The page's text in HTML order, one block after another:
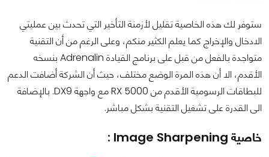
ستوفر لك هذه الخاصية تقليل لأزمنة التأخير التي تحدث بين عمليتي
الادخال والإخراج كما يعلم الكثير منكم، وعلى الرغم من أن التقنية
متواجدة بالفعل من قبل على برنامج القيادة Adrenalin بنسخه
الأقدم، الا أن هذه المرة الوضع مختلف، حيث أن الشركة أضافت الدعم
للبطاقات الرسومية الأقدم من RX 5000 مع واجهة DX9. بالإضافة
الى القدرة على تشغيل التقنية بشكل مباشر.
خاصية Image Sharpening :